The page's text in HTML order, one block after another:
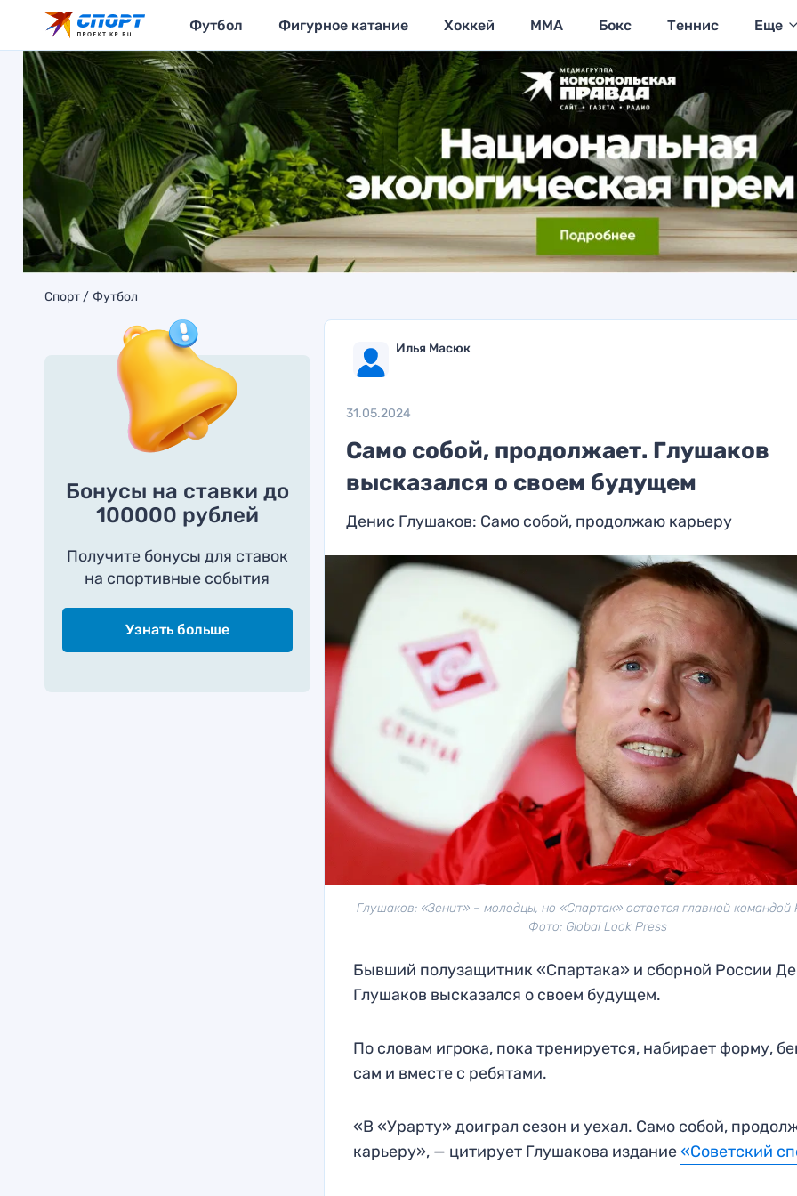
Футбол Фигурное катание Хоккей MMA Бокс Теннис Еще
Спорт Футбол
Бонусы на ставки до
100000 рублей
Получите бонусы для ставок
на спортивные события
Узнать больше
Илья Масюк
31.05.2024
Само собой, продолжает. Глушаков
высказался о своем будущем
Денис Глушаков: Само собой, продолжаю карьеру
Глушаков: «Зенит» – молодцы, но «Спартак» остается главной командой
Фото: Global Look Press
Бывший полузащитник «Спартака» и сборной России
Глушаков высказался о своем будущем.
По словам игрока, пока тренируется, набирает форму,
сам и вместе с ребятами.
«В «Урарту» доиграл сезон и уехал. Само собой,
карьеру», — цитирует Глушакова издание«Советский